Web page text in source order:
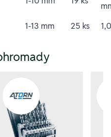
1-13 mm 25 ks